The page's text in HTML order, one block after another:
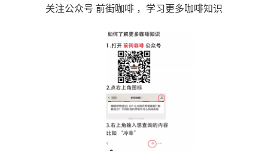
关注公众号 前街咖啡 ，学习更多咖啡知识